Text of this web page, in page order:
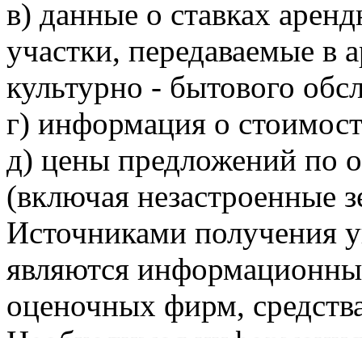
в) данные о ставках
участки, передаваемые в
культурно - бытового
г) информация о
д) цены предложений по
(включая незастроенные
Источниками получения
являются
оценочных фирм,